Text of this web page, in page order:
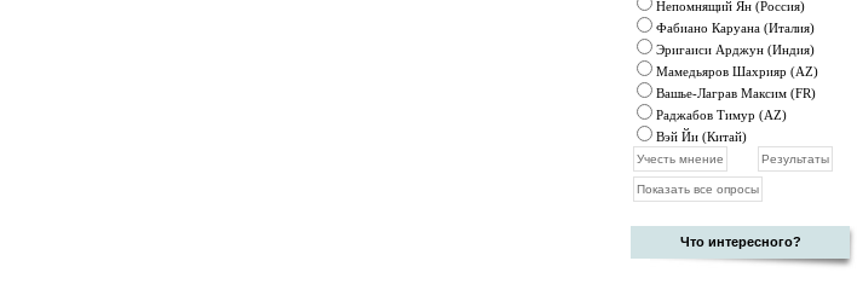
Непомнящий Ян (Россия)
Фабиано Каруана (Италия)
Эригаиси Арджун (Индия)
Мамедьяров Шахрияр (AZ)
Вашье-Лаграв Максим (FR)
Раджабов Тимур (AZ)
Вэй Йи (Китай)
Что интересного?